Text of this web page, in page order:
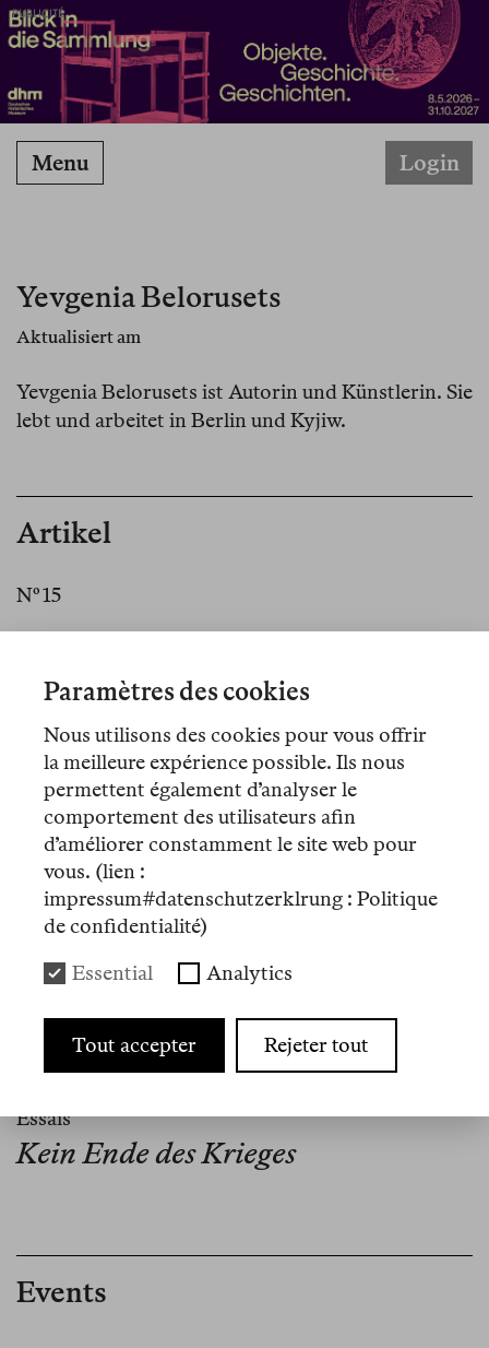
PUBLICITÉ
Menu Login
Yevgenia Belorusets
Aktualisiert am
Yevgenia Belorusets ist Autorin und Künstlerin. Sie
lebt und arbeitet in Berlin und Kyjiw.
Artikel
Nº 15
Vom Aushalten des Krieges
Nº 7
Essais
Mykolajiw, 2023/24
Nº 4
Essais
Die Einberufung
Nº 1
Essais
Kein Ende des Krieges
Events
Paramètres des cookies
Nous utilisons des cookies pour vous offrir
la meilleure expérience possible. Ils nous
permettent également d’analyser le
comportement des utilisateurs afin
d’améliorer constamment le site web pour
vous. (lien :
impressum#datenschutzerklrung : Politique
de confidentialité)
Essential Analytics
Tout accepter Rejeter tout